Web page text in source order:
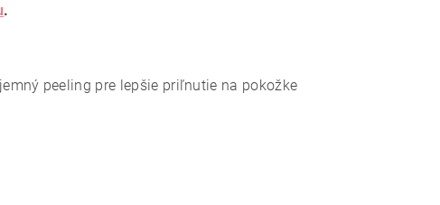
.
peeling pre lepšie priľnutie na pokožke